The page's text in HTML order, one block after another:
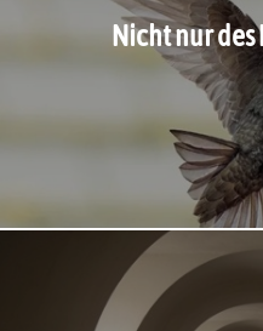
Nicht nur des